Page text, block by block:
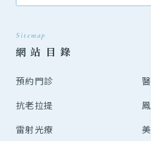
Sitemap
網 站 目 錄
預約門診
抗老拉提
雷射光療